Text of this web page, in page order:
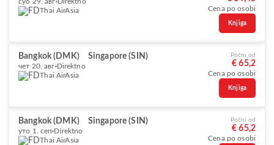
Thai AirAsia
Cena po osobi
Knjiga
Bangkok (DMK) Singapore (SIN)
чет 20. авг Direktno
Thai AirAsia
Počni od
€ 65,2
Cena po osobi
Knjiga
Bangkok (DMK) Singapore (SIN)
уто 1. сеп Direktno
Thai AirAsia
Počni od
€ 65,2
Cena po osobi